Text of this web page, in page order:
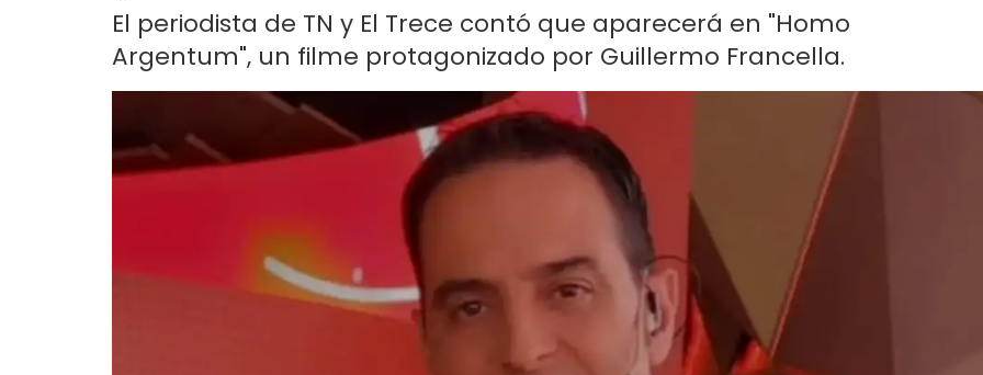
El periodista de TN y El Trece contó que aparecerá en "Homo
Argentum", un filme protagonizado por Guillermo Francella.